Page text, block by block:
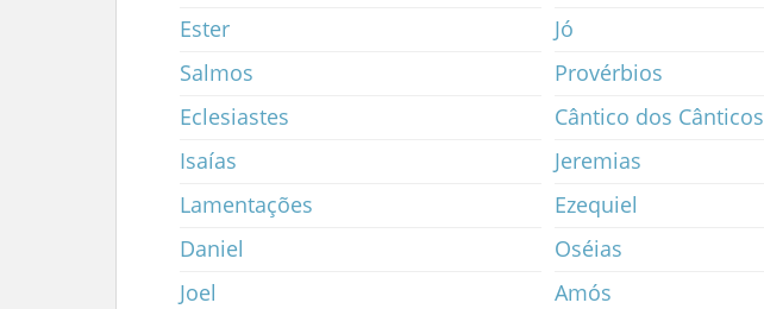
Ester
Jó
Salmos
Provérbios
Eclesiastes
Cântico dos Cânticos
Isaías
Jeremias
Lamentações
Ezequiel
Daniel
Oséias
Joel
Amós